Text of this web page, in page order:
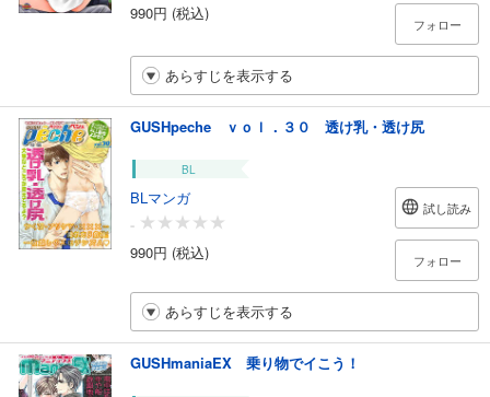
990円 (税込)
フォロー
あらすじを表示する
GUSHpeche ｖｏｌ．３０ 透け乳・透け尻
BL
BLマンガ
-
990円 (税込)
試し読み
フォロー
あらすじを表示する
GUSHmaniaEX 乗り物でイこう！